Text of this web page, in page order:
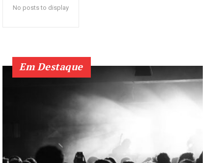
No posts to display
Em Destaque